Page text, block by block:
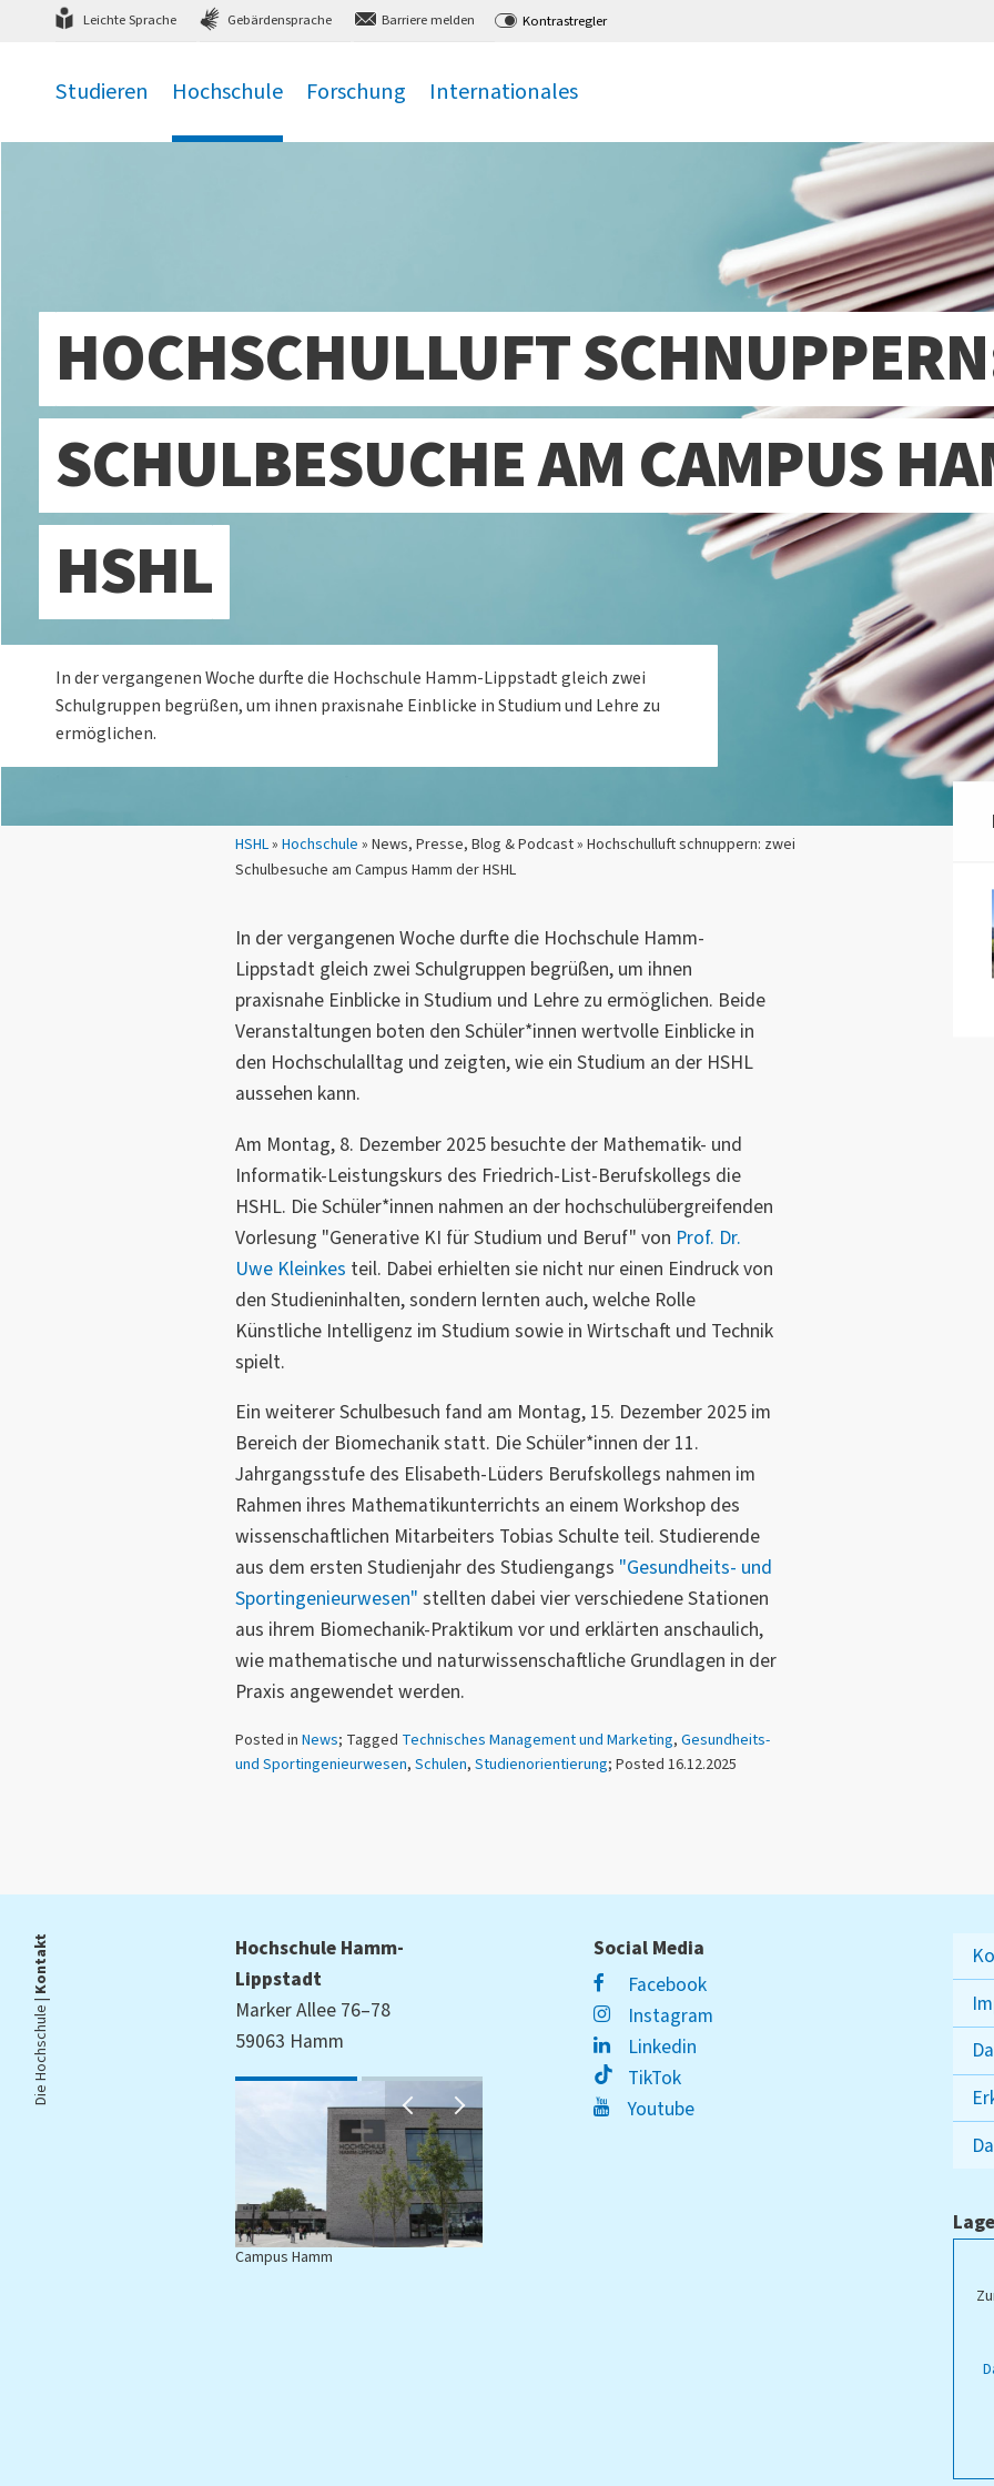
zum Hauptmenü zum Inhalt,
Leichte Sprache Gebärdensprache Barriere melden Kontrastregler
Studieren Hochschule Forschung Internationales
Sie sind hier:
HSHL» Hochschule » News, Presse, Blog & Podcast » Hochschulluft schnuppern: zwei
Schulbesuche am Campus Hamm der HSHL
HOCHSCHULLUFT
SCHULBESUCHE AM CAMPUS
HSHL
In der vergangenen Woche durfte die Hochschule Hamm-Lippstadt gleich zwei
Schulgruppen begrüßen, um ihnen praxisnahe Einblicke in Studium und Lehre zu
ermöglichen.
In der vergangenen Woche durfte die Hochschule Hamm-
Lippstadt gleich zwei Schulgruppen begrüßen, um ihnen
praxisnahe Einblicke in Studium und Lehre zu ermöglichen. Beide
Veranstaltungen boten den Schüler*innen wertvolle Einblicke in
den Hochschulalltag und zeigten, wie ein Studium an der HSHL
aussehen kann.
Am Montag, 8. Dezember 2025 besuchte der Mathematik- und
Informatik-Leistungskurs des Friedrich-List-Berufskollegs die
HSHL. Die Schüler*innen nahmen an der hochschulübergreifenden
Vorlesung "Generative KI für Studium und Beruf" von Prof. Dr.
Uwe Kleinkes teil. Dabei erhielten sie nicht nur einen Eindruck von
den Studieninhalten, sondern lernten auch, welche Rolle
Künstliche Intelligenz im Studium sowie in Wirtschaft und Technik
spielt.
Ein weiterer Schulbesuch fand am Montag, 15. Dezember 2025 im
Bereich der Biomechanik statt. Die Schüler*innen der 11.
Jahrgangsstufe des Elisabeth-Lüders Berufskollegs nahmen im
Rahmen ihres Mathematikunterrichts an einem Workshop des
wissenschaftlichen Mitarbeiters Tobias Schulte teil. Studierende
aus dem ersten Studienjahr des Studiengangs "Gesundheits- und
Sportingenieurwesen" stellten dabei vier verschiedene Stationen
aus ihrem Biomechanik-Praktikum vor und erklärten anschaulich,
wie mathematische und naturwissenschaftliche Grundlagen in der
Praxis angewendet werden.
Posted in News; Tagged Technisches Management und Marketing, Gesundheits-
und Sportingenieurwesen, Schulen, Studienorientierung; Posted 16.12.2025
Die Hochschule |
Kontakt
Hochschule Hamm-
Lippstadt
Marker Allee 76–78
59063 Hamm
Campus Hamm
Social Media
Facebook
Instagram
Linkedin
TikTok
Youtube